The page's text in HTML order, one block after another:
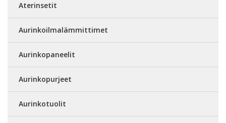
Aterinsetit
Aurinkoilmalämmittimet
Aurinkopaneelit
Aurinkopurjeet
Aurinkotuolit